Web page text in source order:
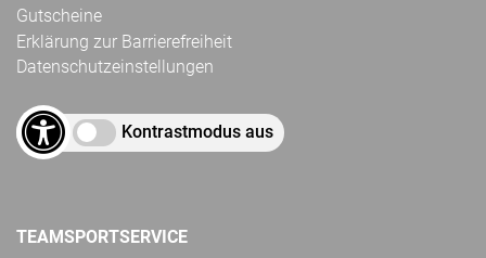
Gutscheine
Erklärung zur Barrierefreiheit
Datenschutzeinstellungen
Kontrastmodus aus
TEAMSPORTSERVICE